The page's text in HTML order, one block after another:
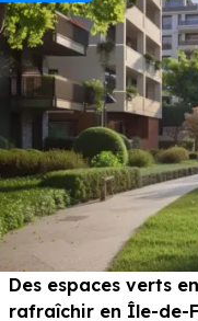
Des espaces verts
rafraîchir en Île-de-